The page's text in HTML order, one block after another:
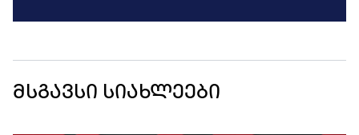
მსგავსი სიახლეები